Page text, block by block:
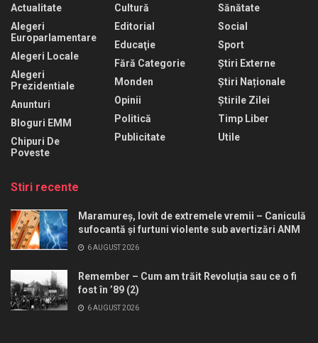
Actualitate
Alegeri
Europarlamentare
Alegeri Locale
Alegeri
Prezidentiale
Anunturi
Bloguri EMM
Chipuri De
Poveste
Cultură
Editorial
Educaţie
Fără Categorie
Monden
Opinii
Politică
Publicitate
Sănătate
Social
Sport
Știri Externe
Știri Naționale
Știrile Zilei
Timp Liber
Utile
Stiri recente
Maramureș, lovit de extremele vremii – Caniculă
sufocantă și furtuni violente sub avertizări ANM
6 AUGUST 2026
Remember – Cum am trăit Revoluția sau ce o fi
fost în ’89 (2)
6 AUGUST 2026